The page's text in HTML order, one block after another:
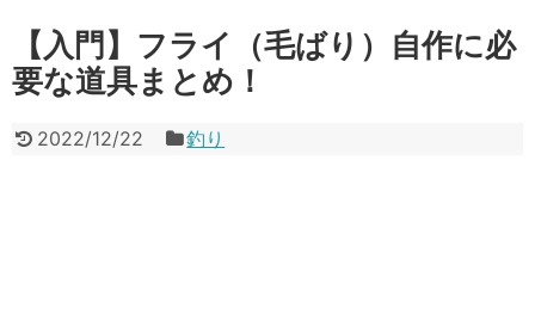
【入門】フライ（毛ばり）自作に必
要な道具まとめ！
2022/12/22 釣り